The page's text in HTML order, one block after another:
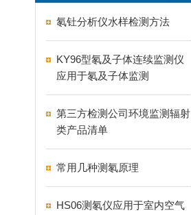
氡钍分析仪水样检测方法
KY96型氡及子体连续监测仪
应用于氡及子体监测
第三方检测公司环境监测辐射
类产品清单
常用几种测氡原理
HS06测氡仪应用于室内空气